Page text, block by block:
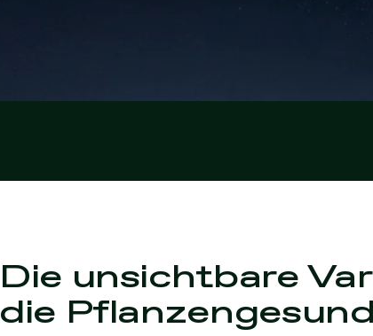
Die unsichtbare
die